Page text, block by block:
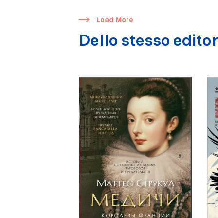
​ Load More
Dello stesso